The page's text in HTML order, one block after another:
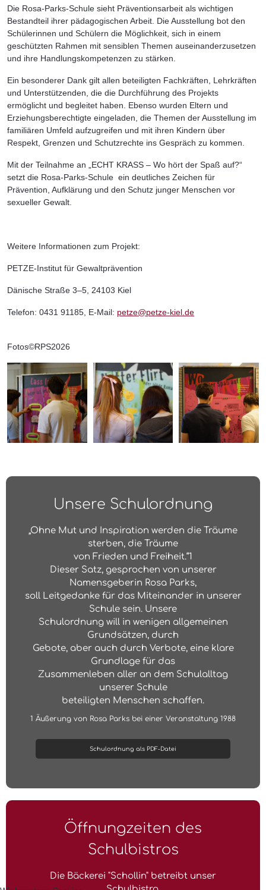
Die Rosa-Parks-Schule sieht Präventionsarbeit als wichtigen
Bestandteil ihrer pädagogischen Arbeit. Die Ausstellung bot den
Schülerinnen und Schülern die Möglichkeit, sich in einem
geschützten Rahmen mit sensiblen Themen auseinanderzusetzen
und ihre Handlungskompetenzen zu stärken.
Ein besonderer Dank gilt allen beteiligten Fachkräften, Lehrkräften
und Unterstützenden, die die Durchführung des Projekts
ermöglicht und begleitet haben. Ebenso wurden Eltern und
Erziehungsberechtigte eingeladen, die Themen der Ausstellung im
familiären Umfeld aufzugreifen und mit ihren Kindern über
Respekt, Grenzen und Schutzrechte ins Gespräch zu kommen.
Mit der Teilnahme an „ECHT KRASS – Wo hört der Spaß auf?“
setzt die Rosa-Parks-Schule ein deutliches Zeichen für
Prävention, Aufklärung und den Schutz junger Menschen vor
sexueller Gewalt.
Weitere Informationen zum Projekt:
PETZE-Institut für Gewaltprävention
Dänische Straße 3–5, 24103 Kiel
Telefon: 0431 91185, E-Mail: petze@petze-kiel.de
Fotos©RPS2026
Unsere Schulordnung
„Ohne Mut und Inspiration werden die Träume
sterben, die Träume
von Frieden und Freiheit.“1
Dieser Satz, gesprochen von unserer
Namensgeberin Rosa Parks,
soll Leitgedanke für das Miteinander in unserer
Schule sein. Unsere
Schulordnung will in wenigen allgemeinen
Grundsätzen, durch
Gebote, aber auch durch Verbote, eine klare
Grundlage für das
Zusammenleben aller an dem Schulalltag
unserer Schule
beteiligten Menschen schaffen.
1 Äußerung von Rosa Parks bei einer Veranstaltung 1988
Schulordnung als PDF-Datei
Öffnungzeiten des
Schulbistros
Die Bäckerei "Schollin" betreibt unser